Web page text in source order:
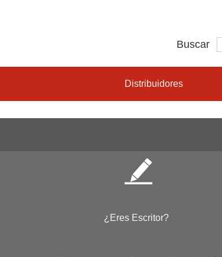
Buscar
Distribuidores
¿Eres Escritor?